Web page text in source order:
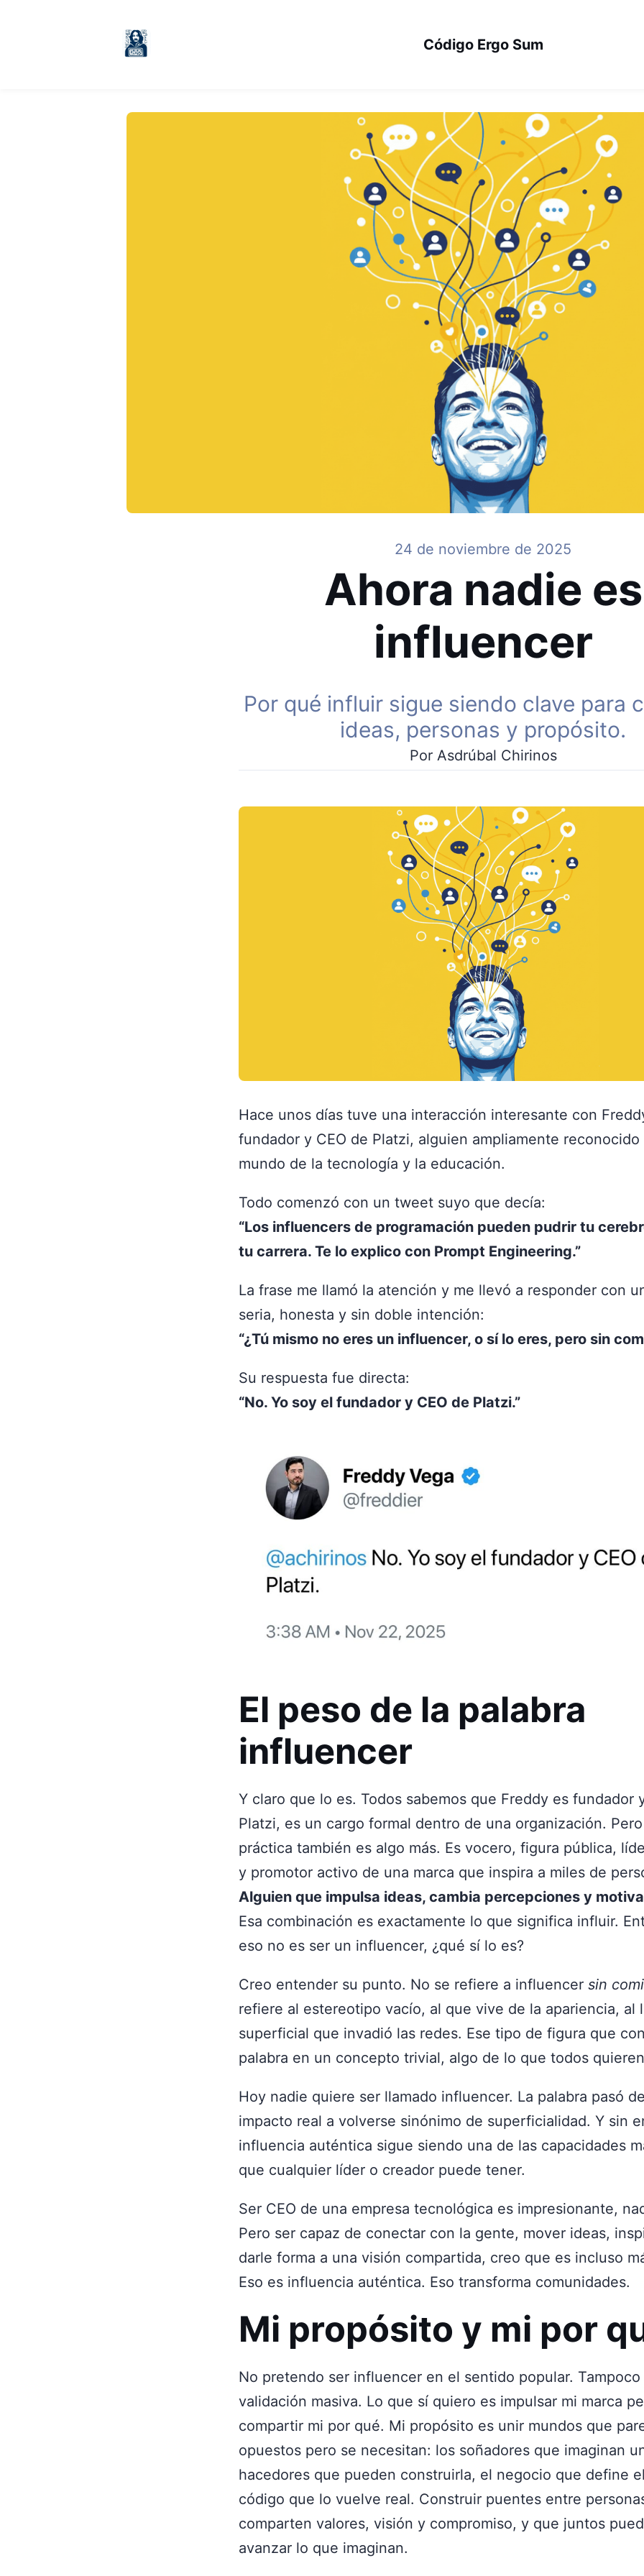
Código Ergo Sum
24 de noviembre de 2025
Ahora nadie es
influencer
Por qué influir sigue siendo clave para
ideas, personas y propósito.
Por Asdrúbal Chirinos
Hace unos días tuve una interacción interesante con
fundador y CEO de Platzi, alguien ampliamente reconocido
mundo de la tecnología y la educación.
Todo comenzó con un tweet suyo que decía:
“Los influencers de programación pueden pudrir tu
tu carrera. Te lo explico con Prompt Engineering.”
La frase me llamó la atención y me llevó a responder con
seria, honesta y sin doble intención:
“¿Tú mismo no eres un influencer, o sí lo eres, pero sin
Su respuesta fue directa:
“No. Yo soy el fundador y CEO de Platzi.”
El peso de la palabra
influencer
Y claro que lo es. Todos sabemos que Freddy es fundador
Platzi, es un cargo formal dentro de una organización.
práctica también es algo más. Es vocero, figura pública,
y promotor activo de una marca que inspira a miles de
Alguien que impulsa ideas, cambia percepciones y
Esa combinación es exactamente lo que significa influir.
eso no es ser un influencer, ¿qué sí lo es?
Creo entender su punto. No se refiere a influencer sin
refiere al estereotipo vacío, al que vive de la apariencia, al
superficial que invadió las redes. Ese tipo de figura que
palabra en un concepto trivial, algo de lo que todos
Hoy nadie quiere ser llamado influencer. La palabra pasó
impacto real a volverse sinónimo de superficialidad. Y sin
influencia auténtica sigue siendo una de las capacidades
que cualquier líder o creador puede tener.
Ser CEO de una empresa tecnológica es impresionante,
Pero ser capaz de conectar con la gente, mover ideas,
darle forma a una visión compartida, creo que es incluso
Eso es influencia auténtica. Eso transforma comunidades.
Mi propósito y mi por
No pretendo ser influencer en el sentido popular. Tampoco
validación masiva. Lo que sí quiero es impulsar mi marca
compartir mi por qué. Mi propósito es unir mundos que
opuestos pero se necesitan: los soñadores que imaginan
hacedores que pueden construirla, el negocio que define
código que lo vuelve real. Construir puentes entre
comparten valores, visión y compromiso, y que juntos
avanzar lo que imaginan.